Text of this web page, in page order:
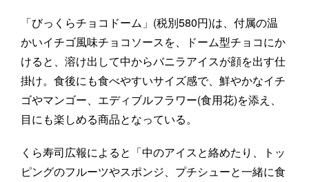
「びっくらチョコドーム」(税別580円)は、付属の温
かいイチゴ風味チョコソースを、ドーム型チョコにか
けると、溶け出して中からバニラアイスが顔を出す仕
掛け。食後にも食べやすいサイズ感で、鮮やかなイチ
ゴやマンゴー、エディブルフラワー(食用花)を添え、
目にも楽しめる商品となっている。
くら寿司広報によると「中のアイスと絡めたり、トッ
ピングのフルーツやスポンジ、プチシューと一緒に食